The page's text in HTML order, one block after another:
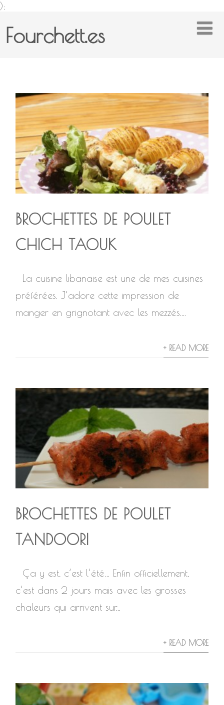
);
Fourchett.es
BROCHETTES DE POULET
CHICH TAOUK
La cuisine libanaise est une de mes cuisines
préférées. J’adore cette impression de
manger en grignotant avec les mezzés....
+ READ MORE
BROCHETTES DE POULET
TANDOORI
Ça y est, c’est l’été… Enfin officiellement,
c’est dans 2 jours mais avec les grosses
chaleurs qui arrivent sur...
+ READ MORE